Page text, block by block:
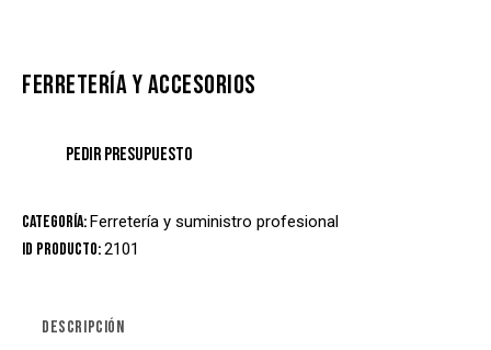
FERRETERÍA Y ACCESORIOS
Categoría:Ferretería y suministro profesional
ID producto:2101
DESCRIPCIÓN